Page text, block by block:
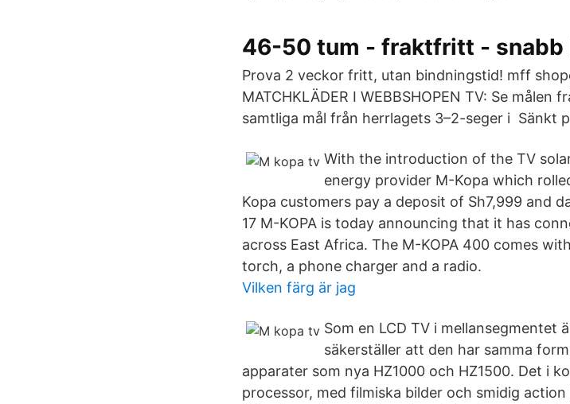
46-50 tum - fraktfritt - snabb
Prova 2 veckor fritt, utan bindningstid! mff
MATCHKLÄDER I WEBBSHOPEN TV: Se målen
samtliga mål från herrlagets 3–2-seger i Sänkt
With the introduction of the TV
energy provider M-Kopa which
Kopa customers pay a deposit of Sh7,999 and
17 M-KOPA is today announcing that it has
across East Africa. The M-KOPA 400 comes
torch, a phone charger and a radio.
Vilken färg är jag
Som en LCD TV i mellansegmentet
säkerställer att den har samma
apparater som nya HZ1000 och HZ1500. Det i
processor, med filmiska bilder och smidig